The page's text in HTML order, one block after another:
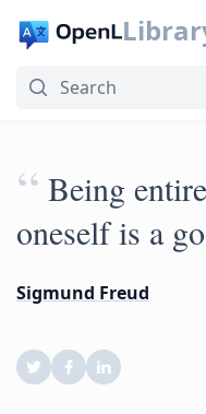
“ Being
oneself is a
Sigmund Freud